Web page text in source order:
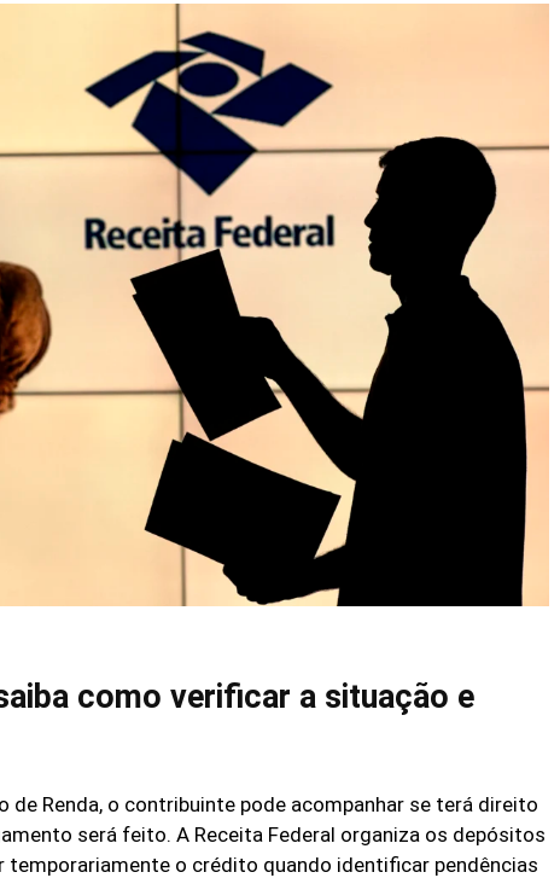
como verificar a situação e
Renda, o contribuinte pode acompanhar se terá direito
será feito. A Receita Federal organiza os depósitos
temporariamente o crédito quando identificar pendências